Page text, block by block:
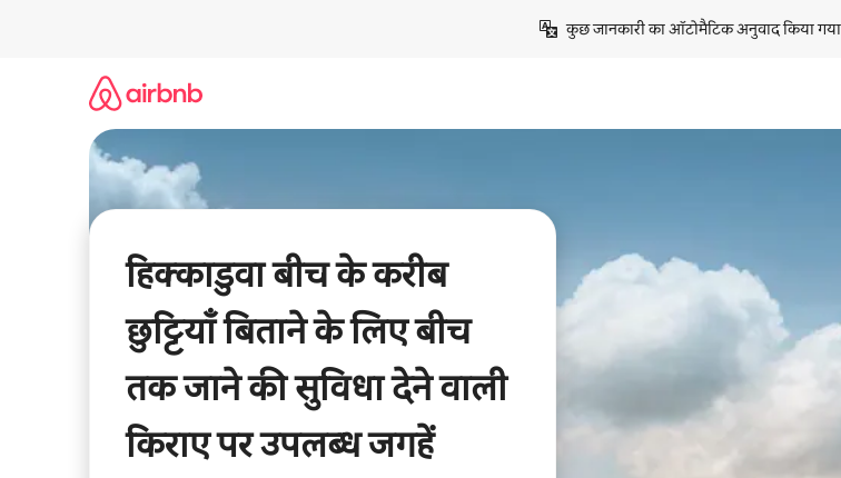
कुछ जानकारी का ऑटोमैटिक अनुवाद किया
हिक्काडुवा बीच के करीब
छुट्टियाँ बिताने के लिए बीच
तक जाने की सुविधा देने वाली
किराए पर उपलब्ध जगहें